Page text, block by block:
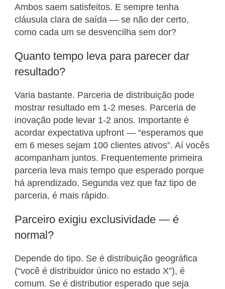
Ambos saem satisfeitos. E sempre tenha
cláusula clara de saída — se não der certo,
como cada um se desvencilha sem dor?
Quanto tempo leva para parecer dar
resultado?
Varia bastante. Parceria de distribuição pode
mostrar resultado em 1-2 meses. Parceria de
inovação pode levar 1-2 anos. Importante é
acordar expectativa upfront — “esperamos que
em 6 meses sejam 100 clientes ativos”. Aí vocês
acompanham juntos. Frequentemente primeira
parceria leva mais tempo que esperado porque
há aprendizado. Segunda vez que faz tipo de
parceria, é mais rápido.
Parceiro exigiu exclusividade — é
normal?
Depende do tipo. Se é distribuição geográfica
(“você é distribuidor único no estado X”), é
comum. Se é distributior esperado que seja